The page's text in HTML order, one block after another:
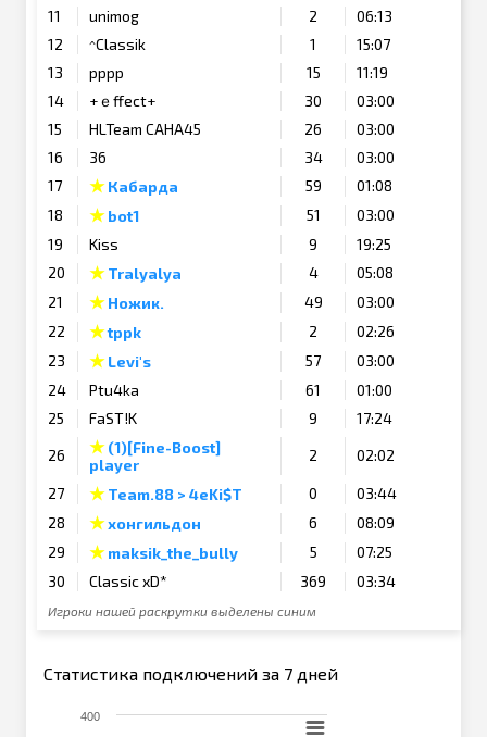
11
unimog 2
06:13
12
^Classik 1
15:07
13
pppp 15
11:19
14
+ｅffect+ 30
03:00
15
HLTeam CAHA45 26
03:00
16
36 34
03:00
17
★ Кабарда 59
01:08
18
★ bot1 51
03:00
19
Kiss 9
19:25
20
★ Tralyalya 4
05:08
21
★ Ножик. 49
03:00
22
★tppk 2
02:26
23
★ Levi's 57
03:00
24
Ptu4ka 61
01:00
25
FaST!K 9
17:24
26
★ (1)[Fine-Boost]
player
2 02:02
27 ★ Team.88 > 4eKi$T 0
03:44
28
★хонгильдон 6
08:09
29
★ maksik_the_bully 5
07:25
30
Classic xD* 369 03:34
Игроки нашей раскрутки выделены синим
Статистика подключений за 7 дней
400